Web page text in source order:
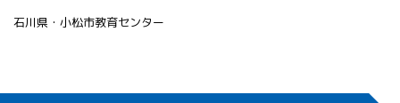
石川県・小松市教育センター